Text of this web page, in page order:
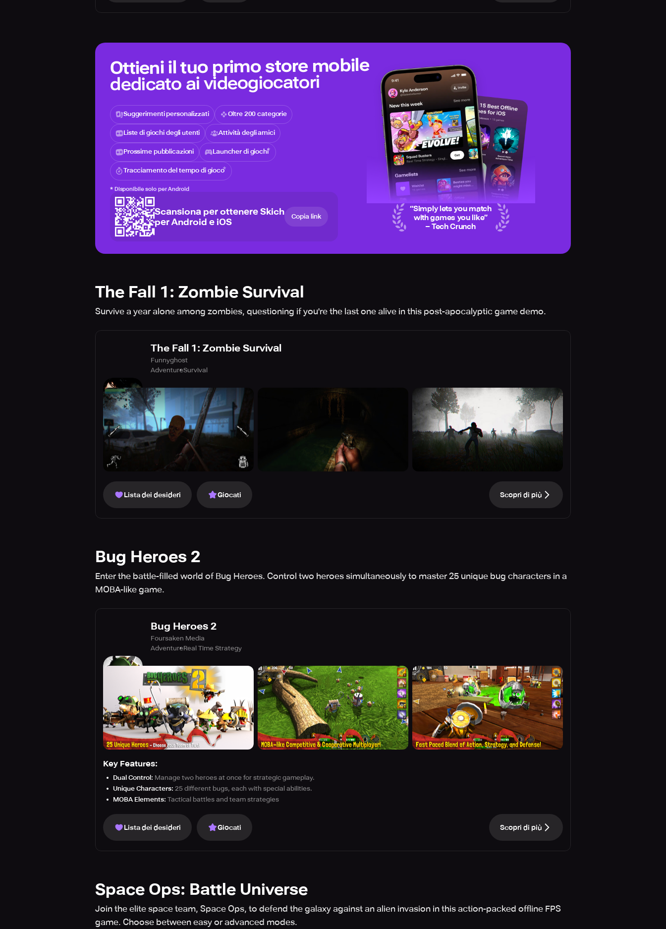
Ottieni il tuo primo store mobile
dedicato ai videogiocatori
Suggerimenti personalizzati Oltre 200 categorie
Liste di giochi degli utenti Attività degli amici
Prossime pubblicazioni Launcher di giochi
Tracciamento del tempo di gioco
* Disponibile solo per Android
Scansiona per ottenere Skich
per Android e iOS
Copia link
“Simply lets you match
with games you like”
– Tech Crunch
The Fall 1: Zombie Survival
Survive a year alone among zombies, questioning if you're the last one alive in this post-apocalyptic game demo.
The Fall 1: Zombie Survival
Funnyghost
AdventureSurvival
Lista dei desideri Giocati Scopri di più
Bug Heroes 2
Enter the battle-filled world of Bug Heroes. Control two heroes simultaneously to master 25 unique bug characters in a
MOBA-like game.
Bug Heroes 2
Foursaken Media
AdventureReal Time Strategy
Key Features:
Dual Control: Manage two heroes at once for strategic gameplay.
Unique Characters: 25 different bugs, each with special abilities.
MOBA Elements: Tactical battles and team strategies
Lista dei desideri Giocati Scopri di più
Space Ops: Battle Universe
Join the elite space team, Space Ops, to defend the galaxy against an alien invasion in this action-packed offline FPS
game. Choose between easy or advanced modes.